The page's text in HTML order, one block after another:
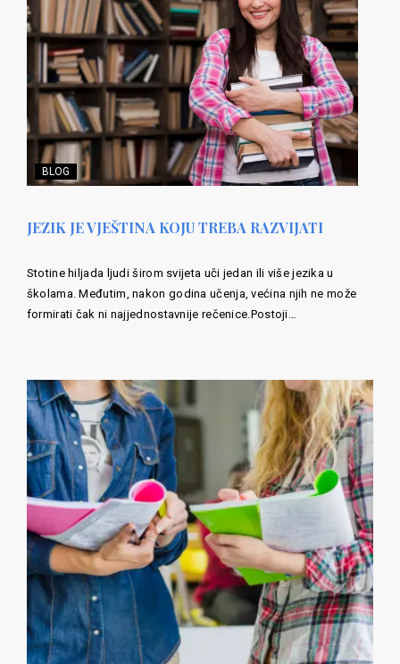
BLOG
JEZIK JE VJEŠTINA KOJU TREBA RAZVIJATI
Stotine hiljada ljudi širom svijeta uči jedan ili više jezika u
školama. Međutim, nakon godina učenja, većina njih ne može
formirati čak ni najjednostavnije rečenice.Postoji…